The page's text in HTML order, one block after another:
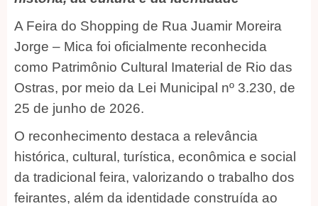
A Feira do Shopping de Rua Juamir Moreira
Jorge – Mica foi oficialmente reconhecida
como Patrimônio Cultural Imaterial de Rio das
Ostras, por meio da Lei Municipal nº 3.230, de
25 de junho de 2026.
O reconhecimento destaca a relevância
histórica, cultural, turística, econômica e social
da tradicional feira, valorizando o trabalho dos
feirantes, além da identidade construída ao